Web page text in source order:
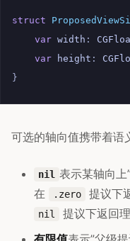
struct
var width :
var
height :
}
可选的轴向值携带着语
nil 表示某轴向上
在 .zero 提议下
nil
提议下返回